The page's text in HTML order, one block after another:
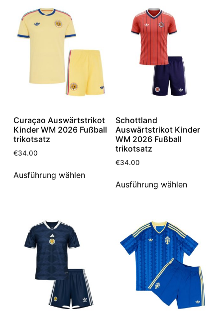
Curaçao Auswärtstrikot
Kinder WM 2026 Fußball
trikotsatz
€34.00
Ausführung wählen
Schottland
Auswärtstrikot Kinder
WM 2026 Fußball
trikotsatz
€34.00
Ausführung wählen